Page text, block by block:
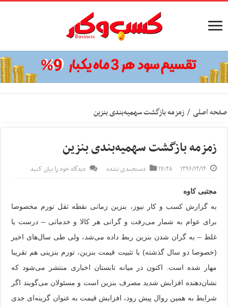
صفحه اصلی / زمزمه بازگشت سهمیه‌بندی بنزین
زمزمه بازگشت سهمیه‌بندی بنزین
۱۳۹۶/۱۲/۱۴ ۱۷:۲۸ دسته‌بندی نشده دیدگاه خود را بیان کنید
مجتبی کاوه
به گزارش کسب و کار نیوز، بنزین زمانی نقطه ثقل تورم مخصوصا
برای عوام به شمار می‌رفت و گرانی هر کالا و خدماتی – درست یا
غلط – به گران شدن بنزین ربط داده می‌شد، ولی طی سال‌های اخیر
(خصوصا دو سال گذشته) با تثبیت قیمت بنزین، تورم بنزینی هم تقریبا
مهار شده است. اکنون در میانه تابستان اخباری منتشر می‌شود که
نشان‌دهنده افزایش شدید مصرف بنزین است و مسئولان می‌گویند اگر
شرایط به همین روال پیش رود، افزایش قیمت به عنوان گزینه‌ای جدی